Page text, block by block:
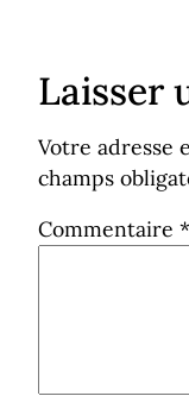
Laisser
Votre adresse
champs
Commentaire *